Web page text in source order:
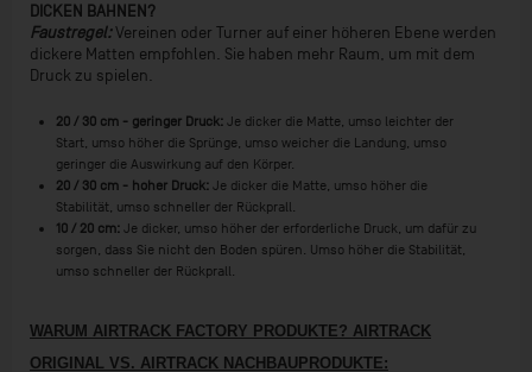
DICKEN BAHNEN?
Faustregel:Vereinen oder Turner auf einer höheren Ebene werden
dickere Matten empfohlen. Sie haben mehr Raum, um mit dem
Druck zu spielen.
20 / 30 cm - geringer Druck: Je dicker die Matte, umso leichter der
Start, umso höher die Sprünge, umso weicher die Landung, umso
geringer die Auswirkung auf den Körper.
20 / 30 cm - hoher Druck: Je dicker die Matte, umso höher die
Stabilität, umso schneller der Rückprall.
10 / 20 cm: Je dicker, umso höher der erforderliche Druck, um dafür zu
sorgen, dass Sie nicht den Boden spüren. Umso höher die Stabilität,
umso schneller der Rückprall.
WARUM AIRTRACK FACTORY PRODUKTE? AIRTRACK
ORIGINAL VS. AIRTRACK NACHBAUPRODUKTE: